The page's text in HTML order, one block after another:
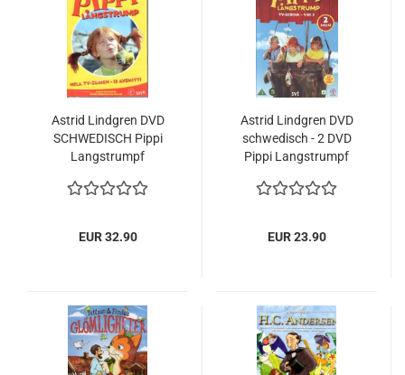
Astrid Lindgren DVD
SCHWEDISCH Pippi
Langstrumpf
BOX EINE DVD FEHLT !!
EUR 32.90
Astrid Lindgren DVD
schwedisch - 2 DVD
Pippi Langstrumpf
VOL. 3
EUR 23.90